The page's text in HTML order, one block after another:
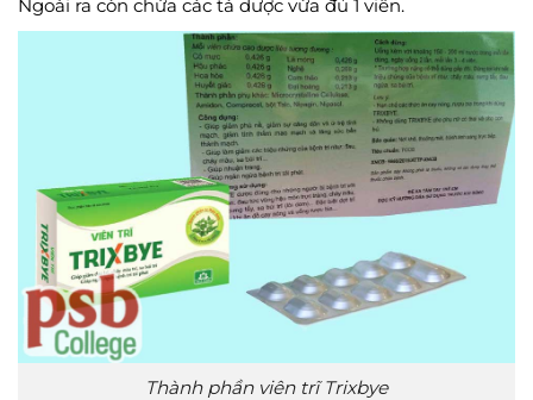
Ngoài ra còn chứa các tá dược vừa đủ 1 viên.
Thành phần viên trĩ Trixbye